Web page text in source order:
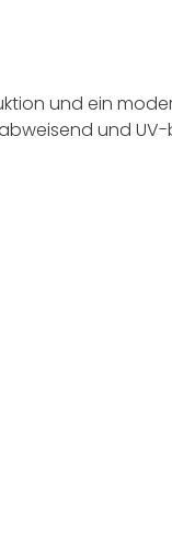
und ein
und